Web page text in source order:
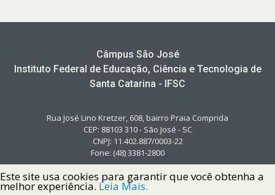
Câmpus São José
Instituto Federal de Educação, Ciência e Tecnologia de
Santa Catarina - IFSC
Rua José Lino Kretzer, 608, bairro Praia Comprida
CEP: 88103 310 - São José - SC
CNPJ: 11.402.887/0003-22
Fone: (48) 3381-2800
Este site usa cookies para garantir que você obtenha a
melhor experiência. Leia Mais.